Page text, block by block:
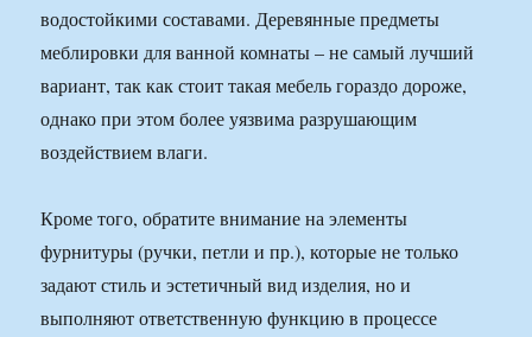
водостойкими составами. Деревянные предметы
меблировки для ванной комнаты – не самый лучший
вариант, так как стоит такая мебель гораздо дороже,
однако при этом более уязвима разрушающим
воздействием влаги.
Кроме того, обратите внимание на элементы
фурнитуры (ручки, петли и пр.), которые не только
задают стиль и эстетичный вид изделия, но и
выполняют ответственную функцию в процессе